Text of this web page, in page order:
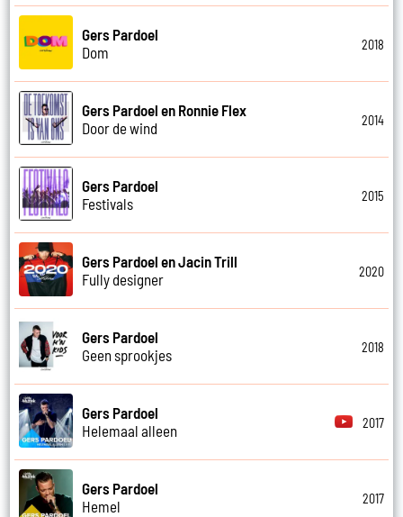
Gers Pardoel
Dom
2018
Gers Pardoel en Ronnie Flex
Door de wind
2014
Gers Pardoel
Festivals
2015
Gers Pardoel en Jacin Trill
Fully designer
2020
Gers Pardoel
Geen sprookjes
2018
Gers Pardoel
Helemaal alleen
2017
Gers Pardoel
Hemel
2017